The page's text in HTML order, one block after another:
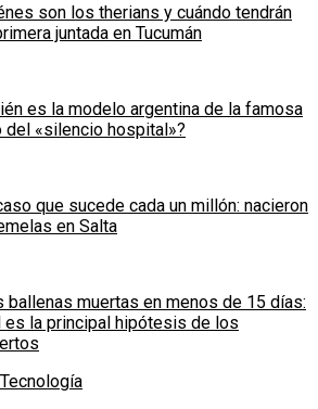
son los therians y cuándo tendrán
juntada en Tucumán
es la modelo argentina de la famosa
del «silencio hospital»?
que sucede cada un millón: nacieron
en Salta
ballenas muertas en menos de 15 días:
es la principal hipótesis de los